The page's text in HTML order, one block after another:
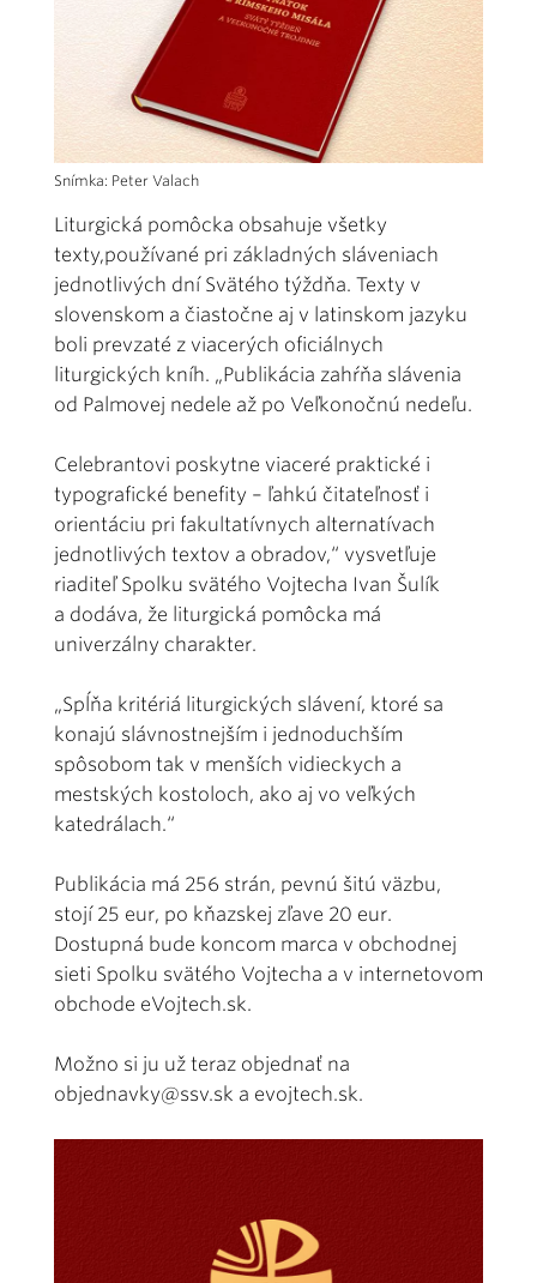
Snímka: Peter Valach
Liturgická pomôcka obsahuje všetky
texty,používané pri základných sláveniach
jednotlivých dní Svätého týždňa. Texty v
slovenskom a čiastočne aj v latinskom jazyku
boli prevzaté z viacerých oficiálnych
liturgických kníh. „Publikácia zahŕňa slávenia
od Palmovej nedele až po Veľkonočnú nedeľu.
Celebrantovi poskytne viaceré praktické i
typografické benefity – ľahkú čitateľnosť i
orientáciu pri fakultatívnych alternatívach
jednotlivých textov a obradov,“ vysvetľuje
riaditeľ Spolku svätého Vojtecha Ivan Šulík
a dodáva, že liturgická pomôcka má
univerzálny charakter.
„Spĺňa kritériá liturgických slávení, ktoré sa
konajú slávnostnejším i jednoduchším
spôsobom tak v menších vidieckych a
mestských kostoloch, ako aj vo veľkých
katedrálach.“
Publikácia má 256 strán, pevnú šitú väzbu,
stojí 25 eur, po kňazskej zľave 20 eur.
Dostupná bude koncom marca v obchodnej
sieti Spolku svätého Vojtecha a v internetovom
obchode eVojtech.sk.
Možno si ju už teraz objednať na
objednavky@ssv.sk a evojtech.sk.